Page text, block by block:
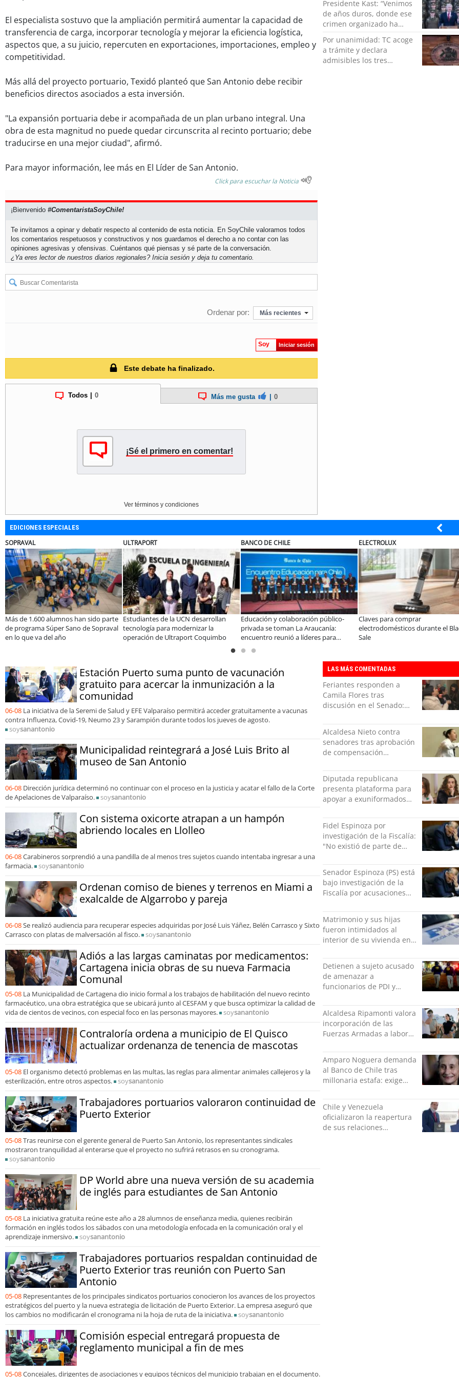
El especialista sostuvo que la ampliación permitirá aumentar la capacidad de
transferencia de carga, incorporar tecnología y mejorar la eficiencia logística,
aspectos que, a su juicio, repercuten en exportaciones, importaciones, empleo y
competitividad.
Más allá del proyecto portuario, Texidó planteó que San Antonio debe recibir
beneficios directos asociados a esta inversión.
"La expansión portuaria debe ir acompañada de un plan urbano integral. Una
obra de esta magnitud no puede quedar circunscrita al recinto portuario; debe
traducirse en una mejor ciudad", afirmó.
Para mayor información, lee más en El Líder de San Antonio.
Click para escuchar la Noticia
¡Bienvenido #ComentaristaSoyChile!
Te invitamos a opinar y debatir respecto al contenido de esta noticia. En SoyChile valoramos todos
los comentarios respetuosos y constructivos y nos guardamos el derecho a no contar con las
opiniones agresivas y ofensivas. Cuéntanos qué piensas y sé parte de la conversación.
¿Ya eres lector de nuestros diarios regionales? Inicia sesión y deja tu comentario.
Ordenar por: Más recientes
Soy Iniciar sesión
Este debate ha finalizado.
Todos 0 Más me gusta 0
¡Sé el primero en comentar!
Ver términos y condiciones
Presidente Kast: “Venimos
de años duros, donde ese
crimen organizado ha
ocupado un lugar que no
le corresponde”
Por unanimidad: TC acoge
a trámite y declara
admisibles los tres
EDICIONES ESPECIALES
han sido parte
de Sopraval
Estudiantes de la UCN desarrollan
tecnología para modernizar la
operación de Ultraport Coquimbo
Educación y colaboración público-
privada se toman La Araucanía:
encuentro reunió a líderes para
abordar las brechas y oportunidades
ELECTROLUX
Claves para comprar
electrodomésticos durante el Black
Sale
A dos años de la
especialistas
Estación Puerto suma punto de vacunación
gratuito para acercar la inmunización a la
comunidad
06-08 La iniciativa de la Seremi de Salud y EFE Valparaíso permitirá acceder gratuitamente a vacunas
contra Influenza, Covid-19, Neumo 23 y Sarampión durante todos los jueves de agosto.
soysanantonio
Municipalidad reintegrará a José Luis Brito al
museo de San Antonio
06-08 Dirección jurídica determinó no continuar con el proceso en la justicia y acatar el fallo de la Corte
de Apelaciones de Valparaíso.
soysanantonio
Con sistema oxicorte atrapan a un hampón
abriendo locales en Llolleo
06-08Carabineros sorprendió a una pandilla de al menos tres sujetos cuando intentaba ingresar a una
farmacia.
soysanantonio
Ordenan comiso de bienes y terrenos en Miami a
exalcalde de Algarrobo y pareja
06-08Se realizó audiencia para recuperar especies adquiridas por José Luis Yáñez, Belén Carrasco y Sixto
Carrasco con platas de malversación al fisco.
soysanantonio
Adiós a las largas caminatas por medicamentos:
Cartagena inicia obras de su nueva Farmacia
Comunal
05-08 La Municipalidad de Cartagena dio inicio formal a los trabajos de habilitación del nuevo recinto
farmacéutico, una obra estratégica que se ubicará junto al CESFAM y que busca optimizar la calidad de
vida de cientos de vecinos, con especial foco en las personas mayores.
soysanantonio
Contraloría ordena a municipio de El Quisco
actualizar ordenanza de tenencia de mascotas
05-08 El organismo detectó problemas en las multas, las reglas para alimentar animales callejeros y la
esterilización, entre otros aspectos.
soysanantonio
Trabajadores portuarios valoraron continuidad de
Puerto Exterior
05-08Tras reunirse con el gerente general de Puerto San Antonio, los representantes sindicales
mostraron tranquilidad al enterarse que el proyecto no sufrirá retrasos en su cronograma.
soysanantonio
DP World abre una nueva versión de su academia
de inglés para estudiantes de San Antonio
05-08 La iniciativa gratuita reúne este año a 28 alumnos de enseñanza media, quienes recibirán
formación en inglés todos los sábados con una metodología enfocada en la comunicación oral y el
aprendizaje inmersivo.
soysanantonio
Trabajadores portuarios respaldan continuidad de
Puerto Exterior tras reunión con Puerto San
Antonio
05-08 Representantes de los principales sindicatos portuarios conocieron los avances de los proyectos
estratégicos del puerto y la nueva estrategia de licitación de Puerto Exterior. La empresa aseguró que
los cambios no modificarán el cronograma ni la hoja de ruta de la iniciativa.
soysanantonio
Comisión especial entregará propuesta de
reglamento municipal a fin de mes
05-08Concejales, dirigentes de asociaciones y equipos técnicos del municipio trabajan en el documento.
LAS MÁS COMENTADAS
Feriantes responden a
Camila Flores tras
discusión en el Senado:
orgullo”
Alcaldesa Nieto contra
senadores tras aprobación
de compensación
indolente"
Diputada republicana
presenta plataforma para
apoyar a exuniformados
social
Fidel Espinoza por
investigación de la Fiscalía:
"No existió de parte de
violencia física ni verbal"
Senador Espinoza (PS) está
bajo investigación de la
Fiscalía por acusaciones
su pareja
Matrimonio y sus hijas
fueron intimidados al
interior de su vivienda en
Detienen a sujeto acusado
de amenazar a
funcionarios de PDI y
Verde
Alcaldesa Ripamonti valora
incorporación de las
Fuerzas Armadas a labores
“responsabilidad política”
Amparo Noguera demanda
al Banco de Chile tras
millonaria estafa: exige
Chile y Venezuela
oficializaron la reapertura
de sus relaciones